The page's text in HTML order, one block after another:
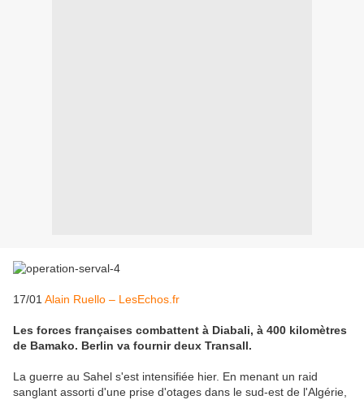
17/01 Alain Ruello – LesEchos.fr
Les forces françaises combattent à Diabali, à 400 kilomètres
de Bamako. Berlin va fournir deux Transall.
La guerre au Sahel s'est intensifiée hier. En menant un raid
sanglant assorti d'une prise d'otages dans le sud-est de l'Algérie,